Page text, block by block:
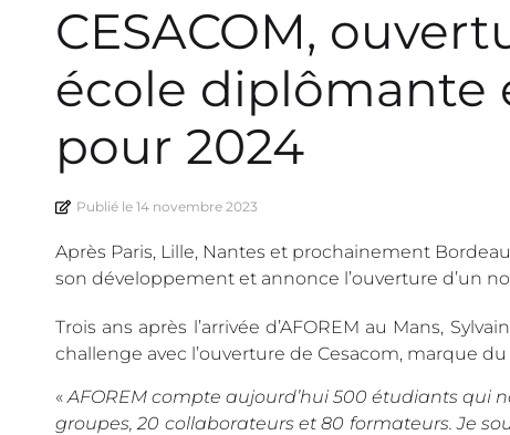
CESACOM,
école
pour 2024
Publié le 14 novembre 2023
Après Paris, Lille, Nantes et prochainement
son développement et annonce l’ouverture d’un
Trois ans après l’arrivée d’AFOREM au Mans,
challenge avec l’ouverture de Cesacom, marque
«AFOREM compte aujourd’hui 500 étudiants qui
groupes, 20 collaborateurs et 80 formateurs. Je